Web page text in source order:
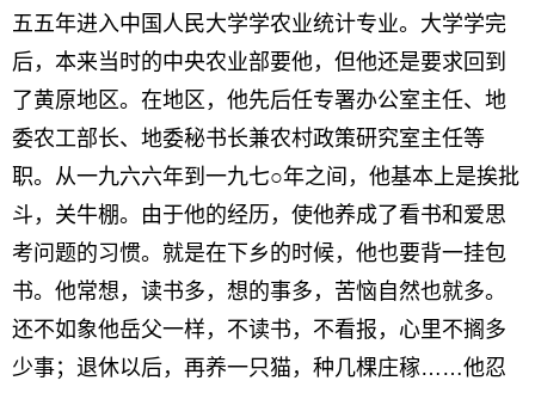
五五年进入中国人民大学学农业统计专业。大学学完
后，本来当时的中央农业部要他，但他还是要求回到
了黄原地区。在地区，他先后任专署办公室主任、地
委农工部长、地委秘书长兼农村政策研究室主任等
职。从一九六六年到一九七○年之间，他基本上是挨批
斗，关牛棚。由于他的经历，使他养成了看书和爱思
考问题的习惯。就是在下乡的时候，他也要背一挂包
书。他常想，读书多，想的事多，苦恼自然也就多。
还不如象他岳父一样，不读书，不看报，心里不搁多
少事；退休以后，再养一只猫，种几棵庄稼……他忍